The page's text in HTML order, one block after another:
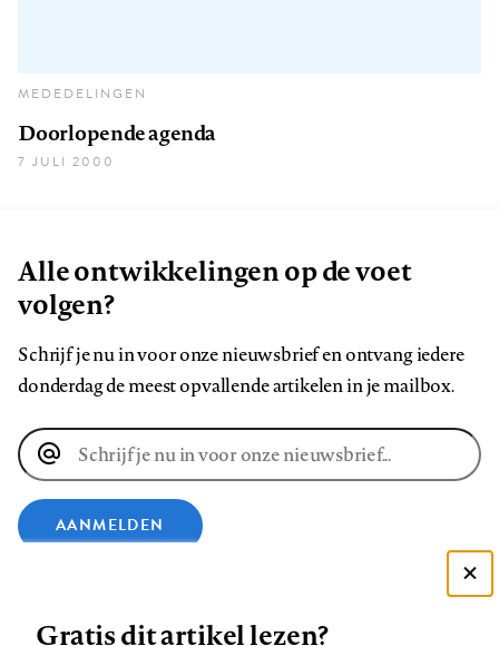
MEDEDELINGEN
Doorlopende agenda
7 JULI 2000
Alle ontwikkelingen op de voet
volgen?
Schrijf je nu in voor onze nieuwsbrief en ontvang iedere
donderdag de meest opvallende artikelen in je mailbox.
E-
mailadres
AANMELDEN
Zie onze cookie policy
Gratis dit artikel lezen?